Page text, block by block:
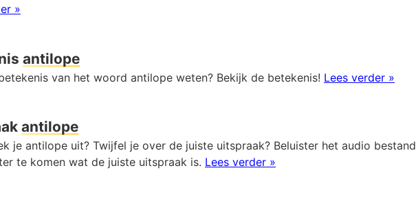
»
antilope
van het woord antilope weten? Bekijk de betekenis! Lees verder »
antilope
je antilope uit? Twijfel je over de juiste uitspraak? Beluister het audio bestand
te komen wat de juiste uitspraak is. Lees verder »